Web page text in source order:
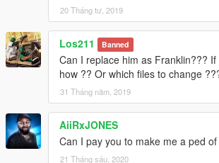
20 Tháng tư, 2019
Los211 Banned
Can I replace him as Franklin???
how ?? Or which files to change
31 Tháng năm, 2019
AiiRxJONES
Can I pay you to make me a ped
21 Tháng sáu, 2020